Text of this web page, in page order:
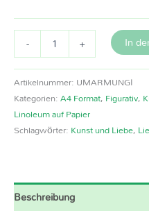
- + In
Artikelnummer:UMARMUNGI
Kategorien:A4 Format,Figurativ,
Linoleum auf Papier
Schlagwörter:Kunst und Liebe,
Beschreibung